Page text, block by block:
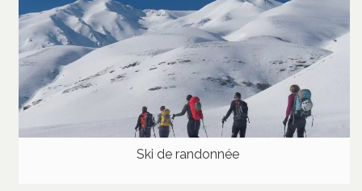
Ski de randonnée